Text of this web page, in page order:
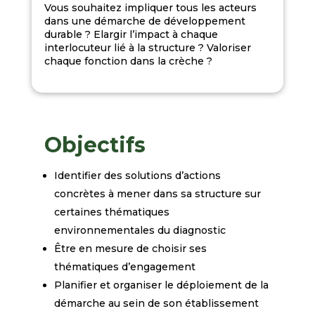
Vous souhaitez impliquer tous les acteurs
dans une démarche de développement
durable ? Elargir l’impact à chaque
interlocuteur lié à la structure ? Valoriser
chaque fonction dans la crèche ?
Objectifs
Identifier des solutions d’actions
concrètes à mener dans sa structure sur
certaines thématiques
environnementales du diagnostic
Être en mesure de choisir ses
thématiques d’engagement
Planifier et organiser le déploiement de la
démarche au sein de son établissement